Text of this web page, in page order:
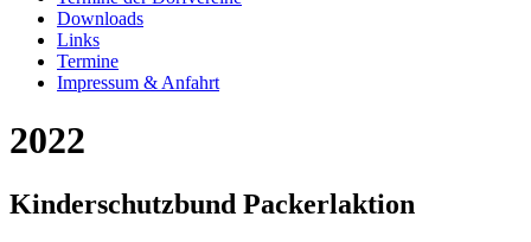
Downloads
Links
Termine
Impressum & Anfahrt
2022
Kinderschutzbund Packerlaktion